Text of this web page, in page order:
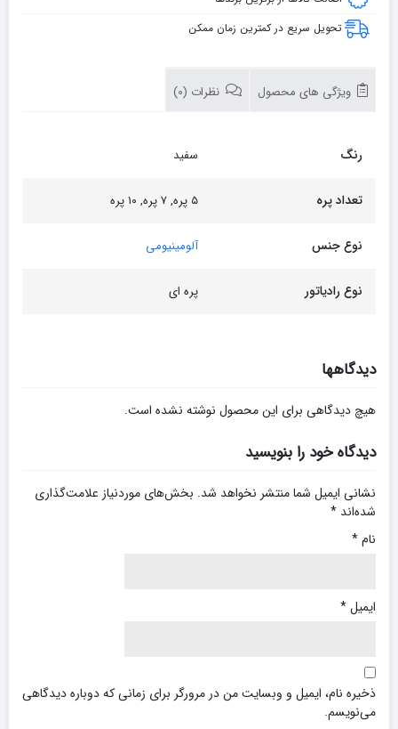
تحویل سریع در کمترین زمان ممکن
ویژگی های محصول نظرات (0)
رنگ سفید
تعداد پره ۵ پره, ۷ پره, ۱۰ پره
نوع جنس آلومینیومی
نوع رادیاتور پره ای
دیدگاهها
هیچ دیدگاهی برای این محصول نوشته نشده است.
دیدگاه خود را بنویسید
نشانی ایمیل شما منتشر نخواهد شد. بخش‌های موردنیاز علامت‌گذاری
شده‌اند *
نام*
ایمیل*
ذخیره نام، ایمیل و وبسایت من در مرورگر برای زمانی که دوباره دیدگاهی
می‌نویسم.